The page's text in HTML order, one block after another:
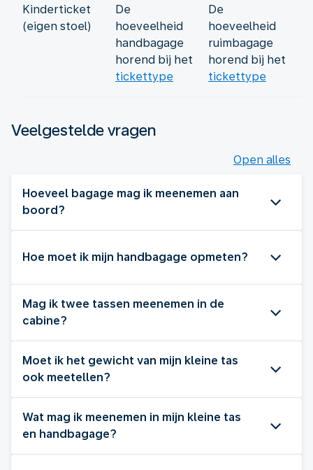
Kinderticket
(eigen stoel)
De
hoeveelheid
handbagage
horend bij het
tickettype
De
hoeveelheid
ruimbagage
horend bij het
tickettype
Veelgestelde vragen
Open alles
Hoeveel bagage mag ik meenemen aan
boord?
Hoe moet ik mijn handbagage opmeten?
Mag ik twee tassen meenemen in de
cabine?
Moet ik het gewicht van mijn kleine tas
ook meetellen?
Wat mag ik meenemen in mijn kleine tas
en handbagage?